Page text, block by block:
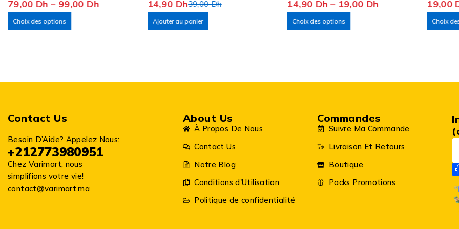
de voiture
79,00 Dh – 99,00 Dh
Choix des options
d’aluminium39,00Dh
14,90 Dh
Ajouter au panier
14,90 Dh – 19,00 Dh
Choix des options
19,00
Choix
Contact Us
Besoin D’Aide? Appelez Nous:
+212773980951
Chez Varimart, nous
simplifions votre vie!
contact@varimart.ma
About Us
À Propos De Nous
Contact Us
Notre Blog
Conditions d'Utilisation
Politique de confidentialité
Commandes
Suivre Ma Commande
Livraison Et Retours
Boutique
Packs Promotions